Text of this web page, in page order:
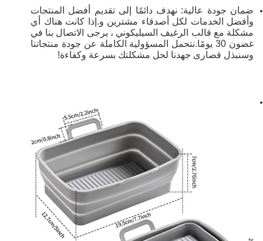
ضمان جودة عالية: نهدف دائمًا إلى تقديم أفضل المنتجات
وأفضل الخدمات لكل أصدقاء مشترين و.إذا كانت هناك أي
مشكلة مع قالب الرغيف السيليكوني ، يرجى الاتصال بنا في
غضون 30 يومًا.نتحمل المسؤولية الكاملة عن جودة منتجاتنا
وسنبذل قصارى جهدنا لحل مشكلتك بسرعة وكفاءة!